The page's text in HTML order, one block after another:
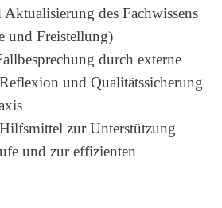
des Fachwissens
und Freistellung)
durch externe
und Qualitätssicherung
zur Unterstützung
und zur effizienten